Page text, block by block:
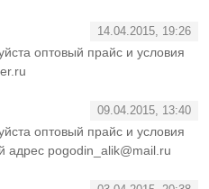
14.04.2015, 19:26
оптовый прайс и условия
09.04.2015, 13:40
оптовый прайс и условия
адрес pogodin_alik@mail.ru